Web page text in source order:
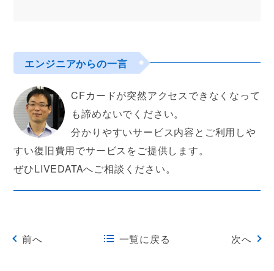
エンジニアからの一言
CFカードが突然アクセスできなくなって
も諦めないでください。
分かりやすいサービス内容とご利用しや
すい復旧費用でサービスをご提供します。
ぜひLIVEDATAへご相談ください。
前へ 一覧に戻る 次へ